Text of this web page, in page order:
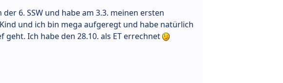
6. SSW und habe am 3.3. meinen ersten
und ich bin mega aufgeregt und habe natürlich
geht. Ich habe den 28.10. als ET errechnet